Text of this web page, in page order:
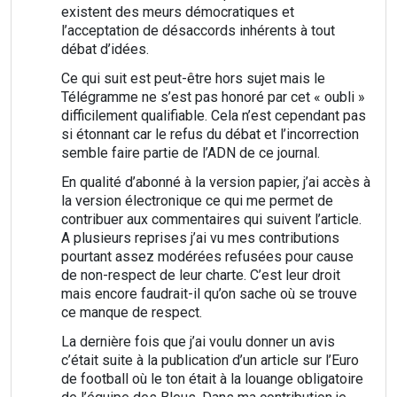
existent des meurs démocratiques et
l’acceptation de désaccords inhérents à tout
débat d’idées.
Ce qui suit est peut-être hors sujet mais le
Télégramme ne s’est pas honoré par cet « oubli »
difficilement qualifiable. Cela n’est cependant pas
si étonnant car le refus du débat et l’incorrection
semble faire partie de l’ADN de ce journal.
En qualité d’abonné à la version papier, j’ai accès à
la version électronique ce qui me permet de
contribuer aux commentaires qui suivent l’article.
A plusieurs reprises j’ai vu mes contributions
pourtant assez modérées refusées pour cause
de non-respect de leur charte. C’est leur droit
mais encore faudrait-il qu’on sache où se trouve
ce manque de respect.
La dernière fois que j’ai voulu donner un avis
c’était suite à la publication d’un article sur l’Euro
de football où le ton était à la louange obligatoire